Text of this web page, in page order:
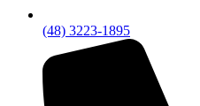
(48) 3223-1895